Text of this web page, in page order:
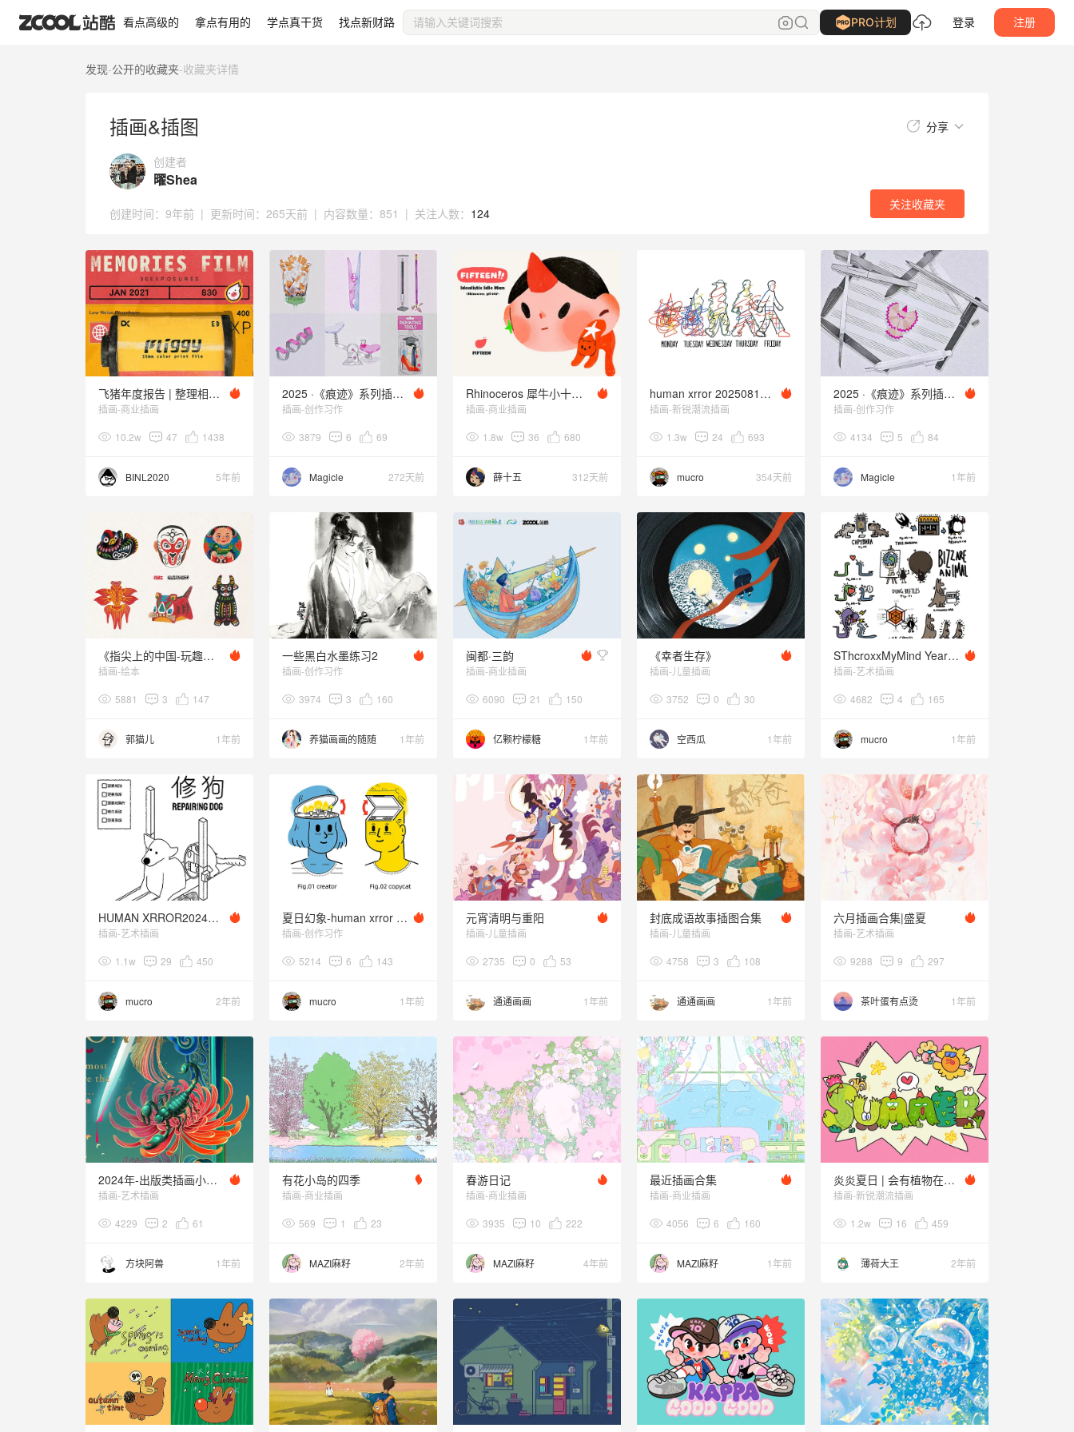
看点高级的 拿点有用的 学点真干货 找点新财路 PRO计划 登录 注册
发现-公开的收藏夹-收藏夹详情
插画&插图 分享
创建者
曜Shea
创建时间： 9年前 | 更新时间： 265天前 | 内容数量： 851 | 关注人数： 124
关注收藏夹
插画&插图 关注 收藏夹
飞猪年度报告 | 整理相册发现一卷胶卷，可洗可贺
插画-商业插画
10.2w 47 1438
BINL2020 5年前
2025 ·《痕迹》系列插画 17
插画-创作习作
3879 6 69
Magicle 272天前
Rhinoceros 犀牛小十五 | gif插画007
插画-商业插画
1.8w 36 680
薛十五 312天前
human xrror 20250817 Q2
插画-新锐潮流插画
1.3w 24 693
mucro 354天前
2025 ·《痕迹》系列插画 11
插画-创作习作
4134 5 84
Magicle 1年前
《指尖上的中国-玩趣千年》
插画-绘本
5881 3 147
郭猫儿 1年前
一些黑白水墨练习2
插画-创作习作
3974 3 160
养猫画画的随随 1年前
闽都·三韵
插画-商业插画
6090 21 150
亿颗柠檬糖 1年前
《幸者生存》
插画-儿童插画
3752 0 30
空西瓜 1年前
SThcroxxMyMind Yearbook-20250212
插画-艺术插画
4682 4 165
mucro 1年前
HUMAN XRROR20240718
插画-艺术插画
1.1w 29 450
mucro 2年前
夏日幻象-human xrror 20250722 Q1
插画-创作习作
5214 6 143
mucro 1年前
元宵清明与重阳
插画-儿童插画
2735 0 53
通通画画 1年前
封底成语故事插图合集
插画-儿童插画
4758 3 108
通通画画 1年前
六月插画合集|盛夏
插画-艺术插画
9288 9 297
茶叶蛋有点烫 1年前
2024年-出版类插画小合集：）
插画-艺术插画
4229 2 61
方块阿兽 1年前
有花小岛的四季
插画-商业插画
569 1 23
MAZI麻籽 2年前
春游日记
插画-商业插画
3935 10 222
MAZI麻籽 4年前
最近插画合集
插画-商业插画
4056 6 160
MAZI麻籽 1年前
炎炎夏日 | 会有植物在悄悄开派对🎉
插画-新锐潮流插画
1.2w 16 459
薄荷大王 2年前